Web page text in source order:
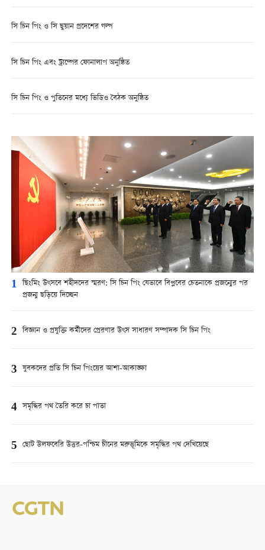
সি চিন পিং ও সি ছুয়ান প্রদেশের গল্প
সি চিন পিং এবং ট্রাম্পের ফোনালাপ অনুষ্ঠিত
সি চিন পিং ও পুতিনের মধ্যে ভিডিও বৈঠক অনুষ্ঠিত
1 ছিংমিং উৎসবে শহীদদের স্মরণ: সি চিন পিং যেভাবে বিপ্লবের চেতনাকে প্রজন্মের পর
প্রজন্ম ছড়িয়ে দিচ্ছেন
2 বিজ্ঞান ও প্রযুক্তি কর্মীদের প্রেরণার উৎস সাধারণ সম্পাদক সি চিন পিং
3 যুবকদের প্রতি সি চিন পিংয়ের আশা-আকাঙ্ক্ষা
4 সমৃদ্ধির পথ তৈরি করে চা পাতা
5 ছোট উলফবেরি উত্তর-পশ্চিম চীনের মরুভূমিকে সমৃদ্ধির পথ দেখিয়েছে